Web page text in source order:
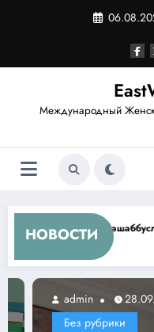
Международный
НОВОСТИ
ташаббусларини тақдим
Без рубрики
admin 28.09.2025